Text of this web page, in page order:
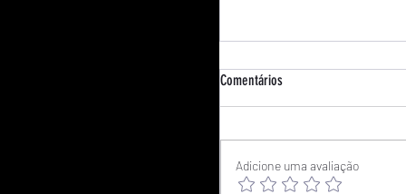
Como nasce a prosperidade?
Comentários
Adicione uma avaliação